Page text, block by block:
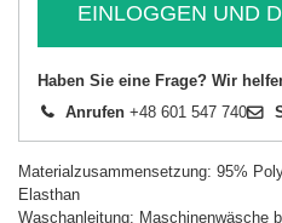
EINLOGGEN UND
Haben Sie eine Frage? Wir
Anrufen +48 601 547 740
Materialzusammensetzung: 95%
Elasthan
Waschanleitung: Maschinenwäsche